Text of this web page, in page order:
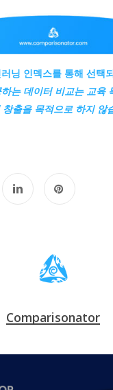
닝 인덱스를 통해 선택
는 데이터 비교는 교육
창출을 목적으로 하지 않
Comparisonator